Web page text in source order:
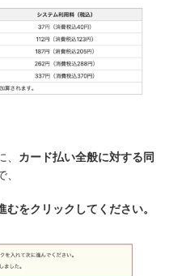
カード払い全般に対する同
むをクリックしてください。